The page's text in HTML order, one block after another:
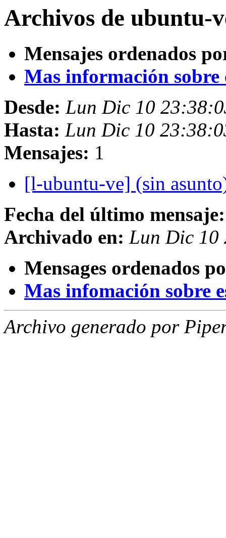
Archivos de ubuntu-
Mensajes ordenados
Mas información sobre
Desde: Lun Dic 10
Hasta: Lun Dic 10
Mensajes: 1
[l-ubuntu-ve] (sin
Fecha del último mensaje:
Archivado en: Lun Dic 10
Mensages ordenados
Mas infomación sobre
Archivo generado por